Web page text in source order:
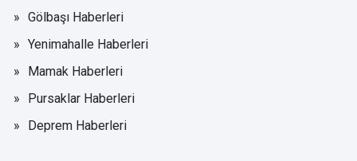
Gölbaşı Haberleri
Yenimahalle Haberleri
Mamak Haberleri
Pursaklar Haberleri
Deprem Haberleri